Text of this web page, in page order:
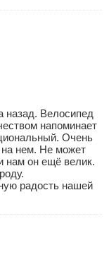
назад. Велосипед
напоминает
Очень
нем. Не может
нам он ещё велик.
радость нашей